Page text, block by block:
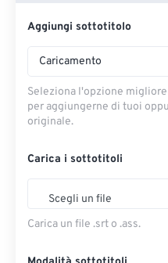
Aggiungi sottotitolo
Caricamento
Seleziona l'opzione
per aggiungerne di tuoi
originale.
Carica i sottotitoli
Scegli un file
Carica un file .srt o .ass.